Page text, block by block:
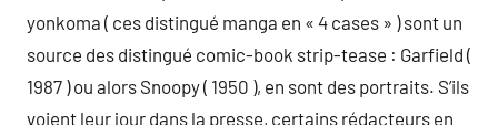
yonkoma ( ces distingué manga en « 4 cases » ) sont un
source des distingué comic-book strip-tease : Garfield (
1987 ) ou alors Snoopy ( 1950 ), en sont des portraits. S’ils
voient leur jour dans la presse, certains rédacteurs en